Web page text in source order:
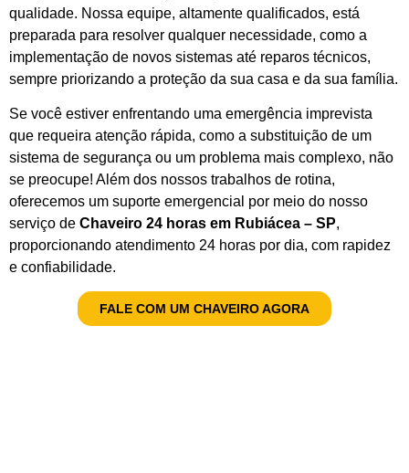
qualidade. Nossa equipe, altamente qualificados, está
preparada para resolver qualquer necessidade, como a
implementação de novos sistemas até reparos técnicos,
sempre priorizando a proteção da sua casa e da sua família.
Se você estiver enfrentando uma emergência imprevista
que requeira atenção rápida, como a substituição de um
sistema de segurança ou um problema mais complexo, não
se preocupe! Além dos nossos trabalhos de rotina,
oferecemos um suporte emergencial por meio do nosso
serviço de Chaveiro 24 horas em Rubiácea – SP,
proporcionando atendimento 24 horas por dia, com rapidez
e confiabilidade.
FALE COM UM CHAVEIRO AGORA